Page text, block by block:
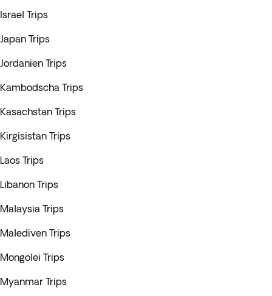
Israel Trips
Japan Trips
Jordanien Trips
Kambodscha Trips
Kasachstan Trips
Kirgisistan Trips
Laos Trips
Libanon Trips
Malaysia Trips
Malediven Trips
Mongolei Trips
Myanmar Trips